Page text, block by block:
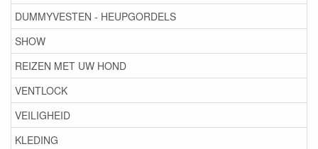
DUMMYVESTEN - HEUPGORDELS
SHOW
REIZEN MET UW HOND
VENTLOCK
VEILIGHEID
KLEDING